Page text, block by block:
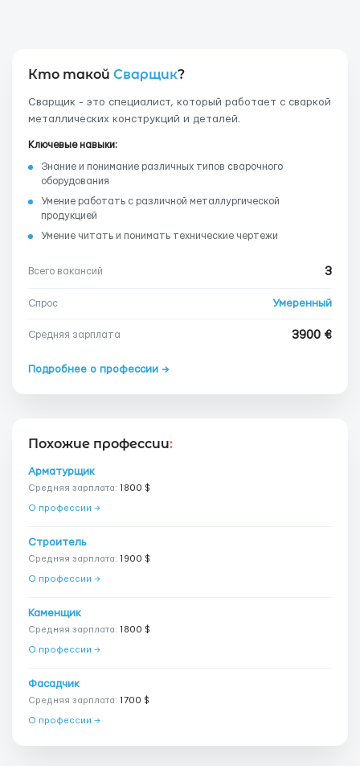
Кто такой Сварщик?
Сварщик - это специалист, который работает с сваркой
металлических конструкций и деталей.
Ключевые навыки:
Знание и понимание различных типов сварочного
оборудования
Умение работать с различной металлургической
продукцией
Умение читать и понимать технические чертежи
Всего вакансий 3
Спрос Умеренный
Средняя зарплата 3900 €
Подробнее о профессии →
Похожие профессии:
Арматурщик
Средняя зарплата: 1800 $
О профессии →
Строитель
Средняя зарплата: 1900 $
О профессии →
Каменщик
Средняя зарплата: 1800 $
О профессии →
Фасадчик
Средняя зарплата: 1700 $
О профессии →